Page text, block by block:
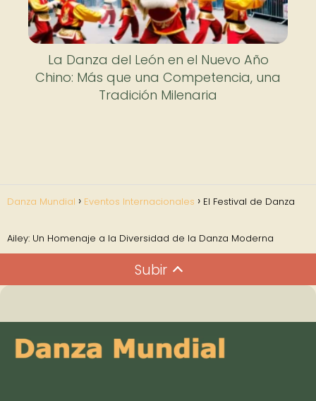
La Danza del León en el Nuevo Año
Chino: Más que una Competencia, una
Tradición Milenaria
Danza Mundial Eventos Internacionales El Festival de Danza
Ailey: Un Homenaje a la Diversidad de la Danza Moderna
Subir